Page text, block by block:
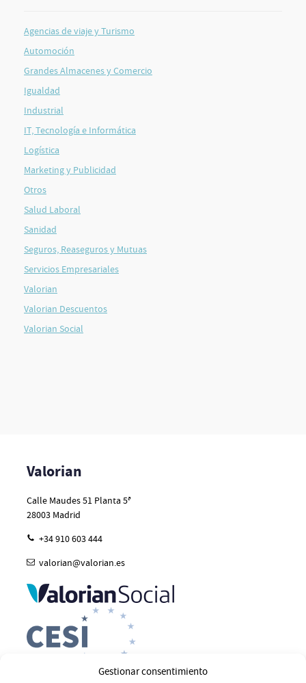
Gestionar consentimiento
Agencias de viaje y Turismo
Automoción
Grandes Almacenes y Comercio
Igualdad
Industrial
IT, Tecnología e Informática
Logística
Marketing y Publicidad
Otros
Salud Laboral
Sanidad
Seguros, Reaseguros y Mutuas
Servicios Empresariales
Valorian
Valorian Descuentos
Valorian Social
Valorian
Calle Maudes 51 Planta 5ª
28003 Madrid
+34 910 603 444
valorian@valorian.es